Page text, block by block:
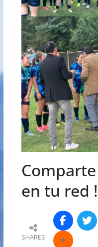
en tu red !
SHARES